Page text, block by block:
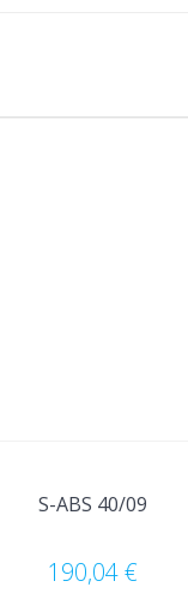
S-ABS 40/09
190,04€